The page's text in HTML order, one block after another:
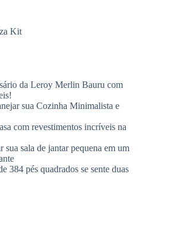
Kit
da Leroy Merlin Bauru com
sua Cozinha Minimalista e
com revestimentos incríveis na
sua sala de jantar pequena em um
384 pés quadrados se sente duas